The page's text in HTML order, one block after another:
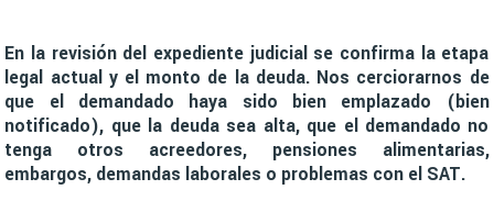
En la revisión del expediente judicial se confirma la etapa
legal actual y el monto de la deuda. Nos cerciorarnos de
que el demandado haya sido bien emplazado (bien
notificado), que la deuda sea alta, que el demandado no
tenga otros acreedores, pensiones alimentarias,
embargos, demandas laborales o problemas con el SAT.